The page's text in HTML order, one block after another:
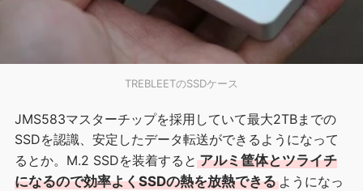
TREBLEETのSSDケース
JMS583マスターチップを採用していて最大2TBまでの
SSDを認識、安定したデータ転送ができるようになって
るとか。M.2 SSDを装着すると アルミ筐体とツライチ
になるので効率よくSSDの熱を放熱できるようになっ